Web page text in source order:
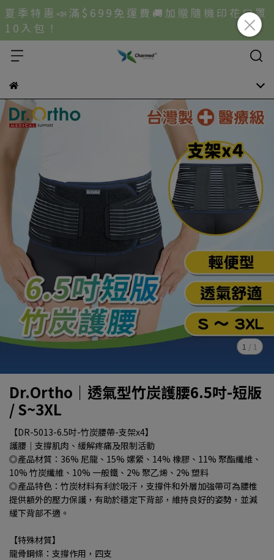
夏 季 特 惠 📣 滿 $ 6 9 9 免 運 費 🚚 加 贈 隨 機 印 花 口 罩
1 0 入 包 ！
1 / 1
Dr.Ortho｜透氣型竹炭護腰6.5吋-短版
/ S~3XL
【DR-5013-6.5吋-竹炭腰帶-支架x4】
護腰│支撐肌肉、緩解疼痛及限制活動
◎產品材質：36% 尼龍、15% 嫘縈、14% 橡膠、11% 聚酯纖維、
10% 竹炭纖維、10% 一般鐵、2% 聚乙烯、2% 塑料
◎產品特色：竹炭材料有利於吸汗，支撐件和外層加強帶可為腰椎
提供額外的壓力保護，有助於穩定下背部，維持良好的姿勢，並減
緩下背部不適。
【特殊材質】
龍骨鋼條：支撐作用，四支